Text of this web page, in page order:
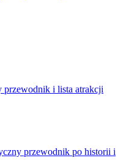
przewodnik i lista atrakcji
przewodnik po historii i